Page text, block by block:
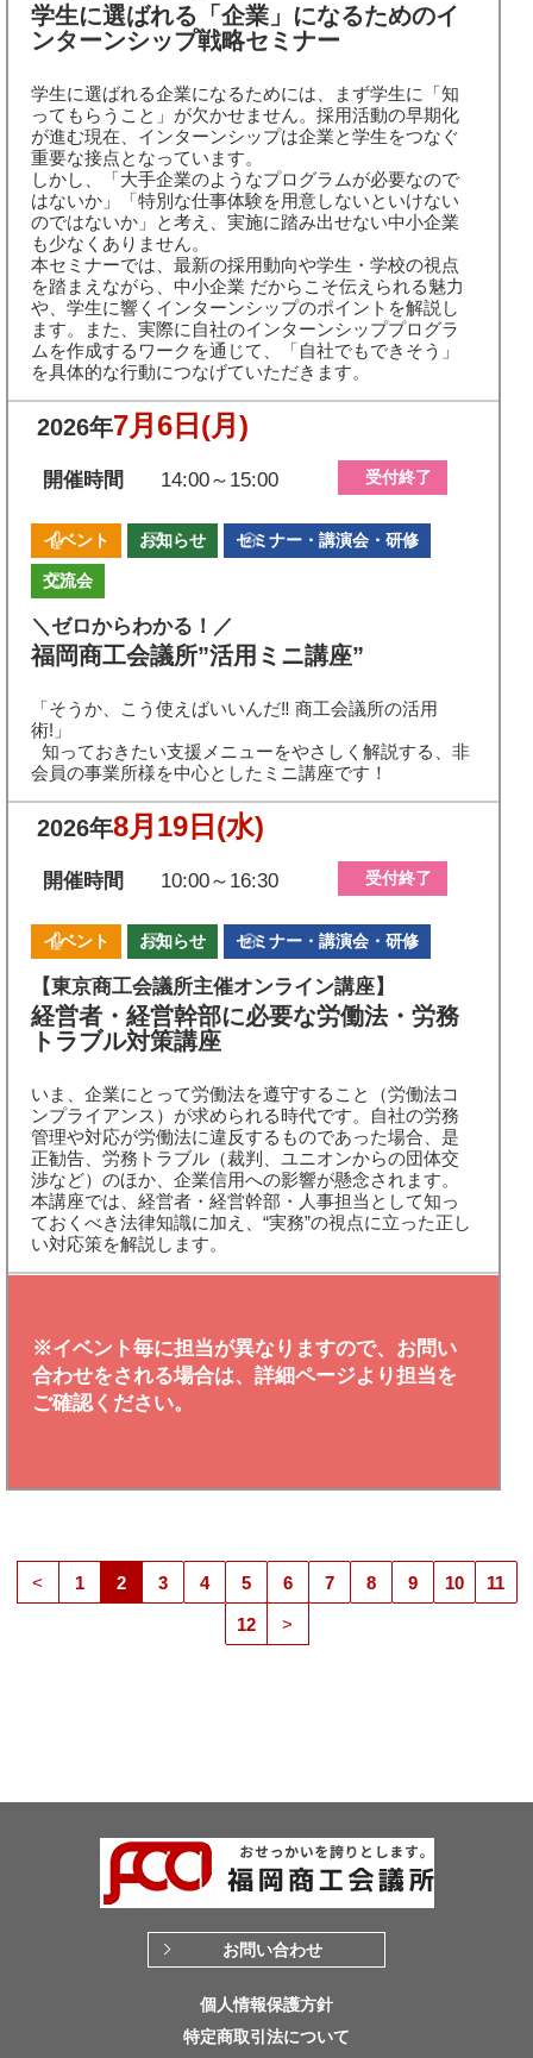
学生に選ばれる「企業」になるためのイ
ンターンシップ戦略セミナー
学生に選ばれる企業になるためには、まず学生に「知
ってもらうこと」が欠かせません。採用活動の早期化
が進む現在、インターンシップは企業と学生をつなぐ
重要な接点となっています。
しかし、「大手企業のようなプログラムが必要なので
はないか」「特別な仕事体験を用意しないといけない
のではないか」と考え、実施に踏み出せない中小企業
も少なくありません。
本セミナーでは、最新の採用動向や学生・学校の視点
を踏まえながら、中小企業 だからこそ伝えられる魅力
や、学生に響くインターンシップのポイントを解説し
ます。また、実際に自社のインターンシッププログラ
ムを作成するワークを通じて、「自社でもできそう」
を具体的な行動につなげていただきます。
2026年7月6日 (月)
開催時間 14:00～15:00 受付終了
イベント お知らせ セミナー・講演会・研修
交流会
＼ゼロからわかる！／
福岡商工会議所”活用ミニ講座”
「そうか、こう使えばいいんだ‼ 商工会議所の活用
術!」
知っておきたい支援メニューをやさしく解説する、非
会員の事業所様を中心としたミニ講座です！
2026年8月19日 (水)
開催時間 10:00～16:30 受付終了
イベント お知らせ セミナー・講演会・研修
【東京商工会議所主催オンライン講座】
経営者・経営幹部に必要な労働法・労務
トラブル対策講座
いま、企業にとって労働法を遵守すること（労働法コ
ンプライアンス）が求められる時代です。自社の労務
管理や対応が労働法に違反するものであった場合、是
正勧告、労務トラブル（裁判、ユニオンからの団体交
渉など）のほか、企業信用への影響が懸念されます。
本講座では、経営者・経営幹部・人事担当として知っ
ておくべき法律知識に加え、“実務”の視点に立った正し
い対応策を解説します。
※イベント毎に担当が異なりますので、お問い
合わせをされる場合は、詳細ページより担当を
ご確認ください。
< 1 2 3 4 5 6 7 8 9 10 11
12 >
お問い合わせ
個人情報保護方針
特定商取引法について